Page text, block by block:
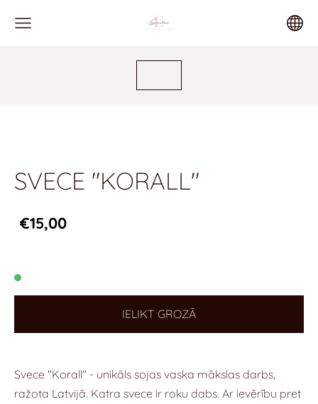
SVECE "KORALL"
€15,00
IELIKT GROZĀ
Svece "Korall" - unikāls sojas vaska mākslas darbs,
ražota Latvijā. Katra svece ir roku dabs. Ar ievērību pret